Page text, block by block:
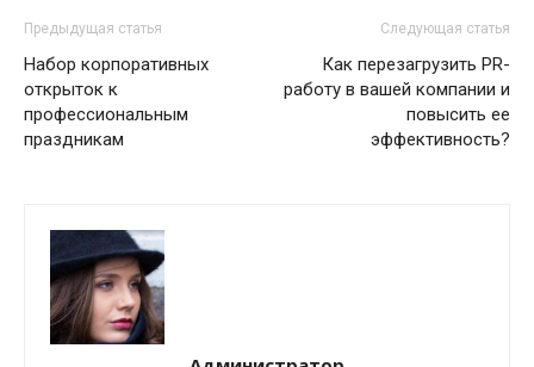
Предыдущая статья
Набор корпоративных
открыток к
профессиональным
праздникам
Следующая статья
Как перезагрузить PR-
работу в вашей компании и
повысить ее
эффективность?